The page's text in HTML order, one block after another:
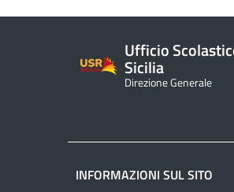
Ufficio
Sicilia
Direzione Generale
INFORMAZIONI SUL SITO